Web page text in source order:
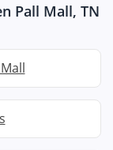
Pall Mall, TN